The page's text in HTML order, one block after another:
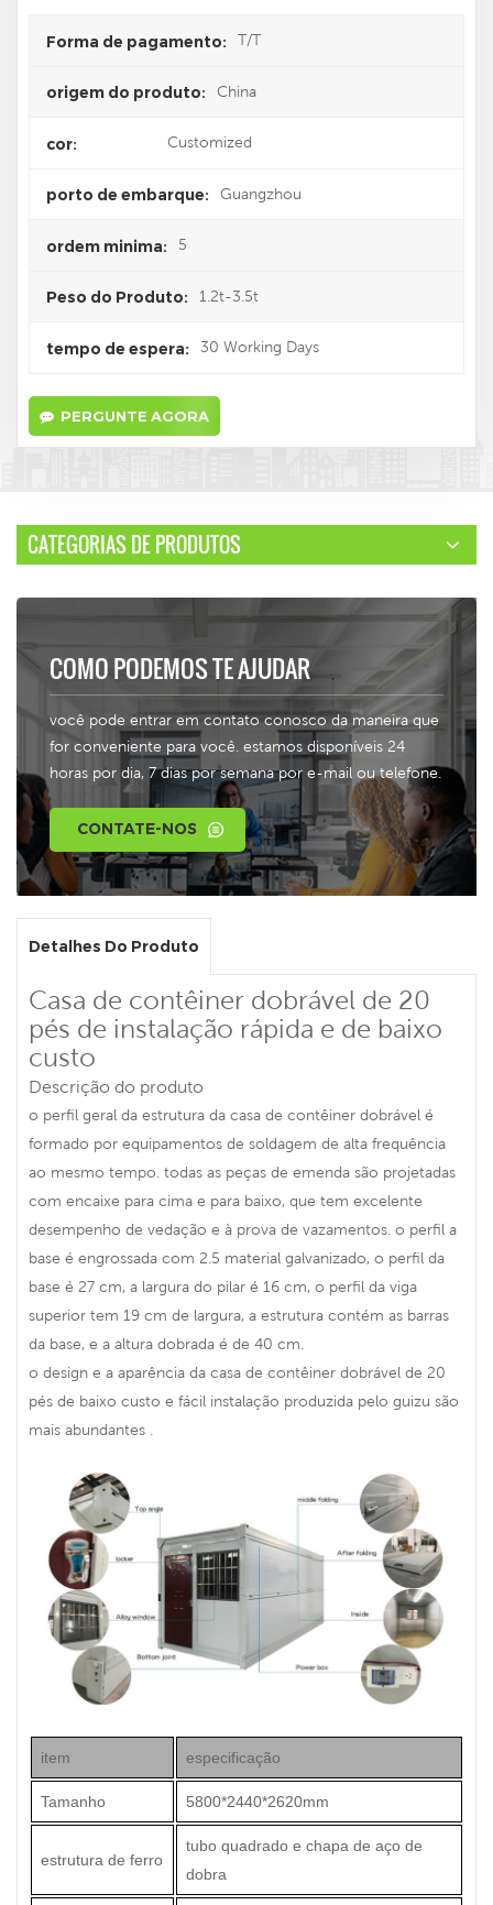
Forma de pagamento: T/T
origem do produto: China
cor: Customized
porto de embarque: Guangzhou
ordem minima: 5
Peso do Produto: 1.2t-3.5t
tempo de espera: 30 Working Days
PERGUNTE AGORA
CATEGORIAS DE PRODUTOS
COMO PODEMOS TE AJUDAR
você pode entrar em contato conosco da maneira que
for conveniente para você. estamos disponíveis 24
horas por dia, 7 dias por semana por e-mail ou telefone.
CONTATE-NOS
Detalhes Do Produto
Casa de contêiner dobrável de 20
pés de instalação rápida e de baixo
custo
Descrição do produto
o perfil geral da estrutura da casa de contêiner dobrável é
formado por equipamentos de soldagem de alta frequência
ao mesmo tempo. todas as peças de emenda são projetadas
com encaixe para cima e para baixo, que tem excelente
desempenho de vedação e à prova de vazamentos. o perfil a
base é engrossada com 2.5 material galvanizado, o perfil da
base é 27 cm, a largura do pilar é 16 cm, o perfil da viga
superior tem 19 cm de largura, a estrutura contém as barras
da base, e a altura dobrada é de 40 cm.
o design e a aparência da casa de contêiner dobrável de 20
pés de baixo custo e fácil instalação produzida pelo guizu são
mais abundantes .
item especificação
Tamanho 5800*2440*2620mm
estrutura de ferro
tubo quadrado e chapa de aço de
dobra